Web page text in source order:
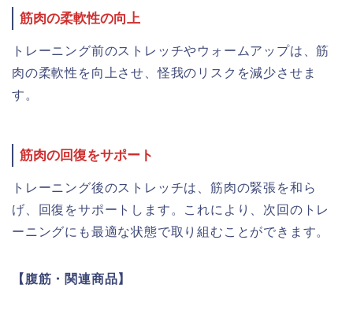
筋肉の柔軟性の向上
トレーニング前のストレッチやウォームアップは、筋
肉の柔軟性を向上させ、怪我のリスクを減少させま
す。
筋肉の回復をサポート
トレーニング後のストレッチは、筋肉の緊張を和ら
げ、回復をサポートします。これにより、次回のトレ
ーニングにも最適な状態で取り組むことができます。
【腹筋・関連商品】